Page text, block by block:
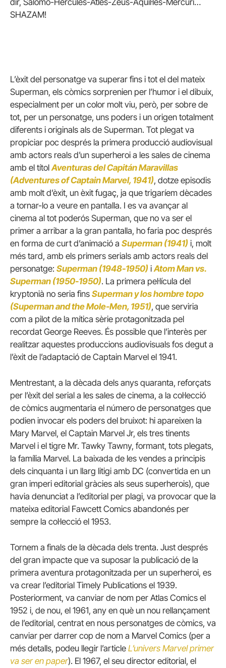
dir, Salomó-Hèrcules-Atles-Zeus-Aquil·les-Mercuri…
SHAZAM!
L’èxit del personatge va superar fins i tot el del mateix
Superman, els còmics sorprenien per l’humor i el dibuix,
especialment per un color molt viu, però, per sobre de
tot, per un personatge, uns poders i un origen totalment
diferents i originals als de Superman. Tot plegat va
propiciar poc després la primera producció audiovisual
amb actors reals d’un superheroi a les sales de cinema
amb el títol Aventuras del Capitán Maravillas
(Adventures of Captain Marvel, 1941), dotze episodis
amb molt d’èxit, un èxit fugaç, ja que trigaríem dècades
a tornar-lo a veure en pantalla. I es va avançar al
cinema al tot poderós Superman, que no va ser el
primer a arribar a la gran pantalla, ho faria poc després
en forma de curt d’animació a Superman (1941) i, molt
més tard, amb els primers serials amb actors reals del
personatge: Superman (1948-1950) i Atom Man vs.
Superman (1950-1950). La primera pel·lícula del
kryptonià no seria fins Superman y los hombre topo
(Superman and the Mole-Men, 1951), que serviria
com a pilot de la mítica sèrie protagonitzada pel
recordat George Reeves. És possible que l’interès per
realitzar aquestes produccions audiovisuals fos degut a
l’èxit de l’adaptació de Captain Marvel el 1941.
Mentrestant, a la dècada dels anys quaranta, reforçats
per l’èxit del serial a les sales de cinema, a la col·lecció
de còmics augmentaria el número de personatges que
podien invocar els poders del bruixot: hi apareixen la
Mary Marvel, el Captain Marvel Jr, els tres tinents
Marvel i el tigre Mr. Tawky Tawny, formant, tots plegats,
la família Marvel. La baixada de les vendes a principis
dels cinquanta i un llarg litigi amb DC (convertida en un
gran imperi editorial gràcies als seus superherois), que
havia denunciat a l’editorial per plagi, va provocar que la
mateixa editorial Fawcett Comics abandonés per
sempre la col·lecció el 1953.
Tornem a finals de la dècada dels trenta. Just després
del gran impacte que va suposar la publicació de la
primera aventura protagonitzada per un superheroi, es
va crear l’editorial Timely Publications el 1939.
Posteriorment, va canviar de nom per Atlas Comics el
1952 i, de nou, el 1961, any en què un nou rellançament
de l’editorial, centrat en nous personatges de còmics, va
canviar per darrer cop de nom a Marvel Comics (per a
més detalls, podeu llegir l’article L’univers Marvel primer
va ser en paper). El 1967, el seu director editorial, el